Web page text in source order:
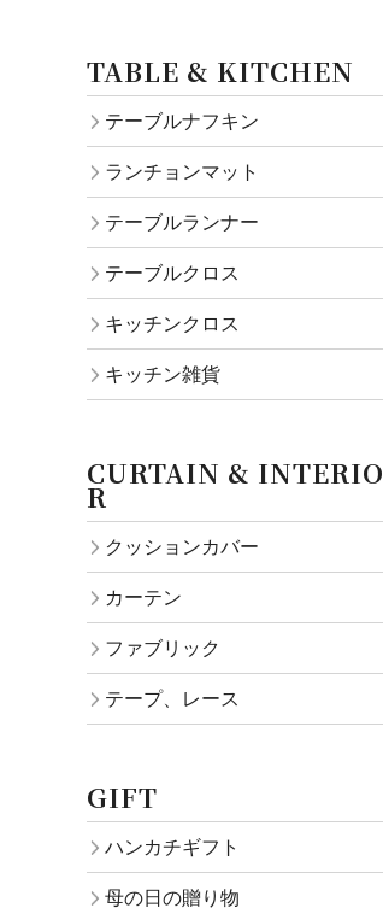
TABLE & KITCHEN
テーブルナフキン
ランチョンマット
テーブルランナー
テーブルクロス
キッチンクロス
キッチン雑貨
CURTAIN & INTERIO
R
クッションカバー
カーテン
ファブリック
テープ、レース
GIFT
ハンカチギフト
母の日の贈り物